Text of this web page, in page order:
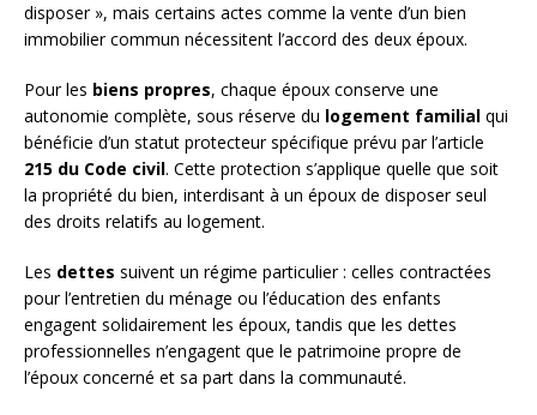
disposer », mais certains actes comme la vente d’un bien
immobilier commun nécessitent l’accord des deux époux.
Pour les biens propres, chaque époux conserve une
autonomie complète, sous réserve du logement familial qui
bénéficie d’un statut protecteur spécifique prévu par l’article
215 du Code civil. Cette protection s’applique quelle que soit
la propriété du bien, interdisant à un époux de disposer seul
des droits relatifs au logement.
Les dettes suivent un régime particulier : celles contractées
pour l’entretien du ménage ou l’éducation des enfants
engagent solidairement les époux, tandis que les dettes
professionnelles n’engagent que le patrimoine propre de
l’époux concerné et sa part dans la communauté.